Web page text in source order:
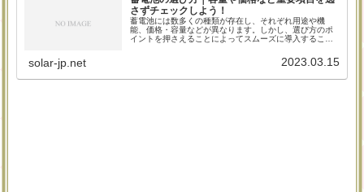
さずチェックしよう！
蓄電池には数多くの種類が存在し、それぞれ用途や機
能、価格・容量などが異なります。しかし、選び方のポ
イントを押さえることによってスムーズに導入すること
蓄電池選びの重要項目について解説していきます。
solar-jp.net 2023.03.15